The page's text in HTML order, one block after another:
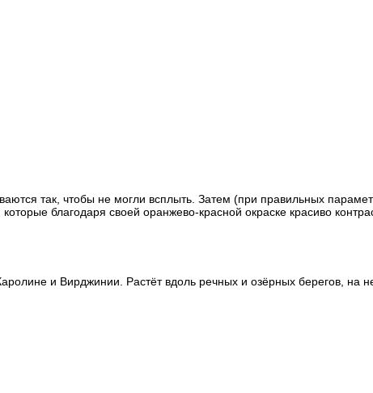
так, чтобы не могли всплыть. Затем (при правильных
благодаря своей оранжево-красной окраске красиво
и Вирджинии. Растёт вдоль речных и озёрных берегов, на